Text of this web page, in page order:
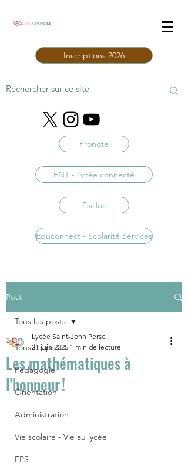
Inscriptions 2026
Pronote
ENT - Lycée connecté
Esidoc
Educonnect - Scolarité Services
Post
Tous les posts
Pédagogie
Orientation
Administration
Vie scolaire - Vie au lycée
EPS
Tous les posts
Les mathématiques à
l'honneur !
Lycée Saint-John Perse
21 juin 2025 1 min de lecture